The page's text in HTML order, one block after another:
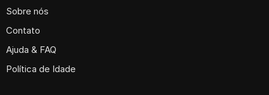
Sobre nós
Contato
Ajuda & FAQ
Política de Idade